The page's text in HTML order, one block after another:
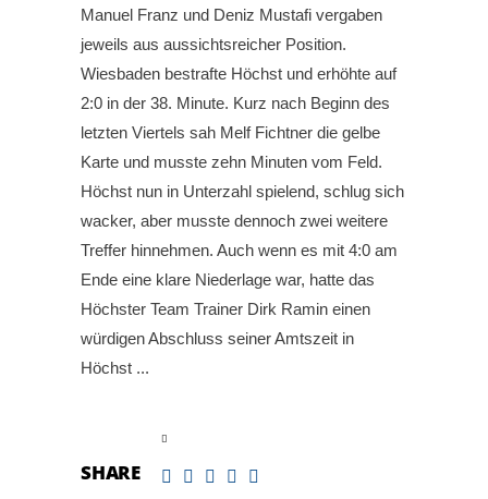
Manuel Franz und Deniz Mustafi vergaben
jeweils aus aussichtsreicher Position.
Wiesbaden bestrafte Höchst und erhöhte auf
2:0 in der 38. Minute. Kurz nach Beginn des
letzten Viertels sah Melf Fichtner die gelbe
Karte und musste zehn Minuten vom Feld.
Höchst nun in Unterzahl spielend, schlug sich
wacker, aber musste dennoch zwei weitere
Treffer hinnehmen. Auch wenn es mit 4:0 am
Ende eine klare Niederlage war, hatte das
Höchster Team Trainer Dirk Ramin einen
würdigen Abschluss seiner Amtszeit in
Höchst
SHARE